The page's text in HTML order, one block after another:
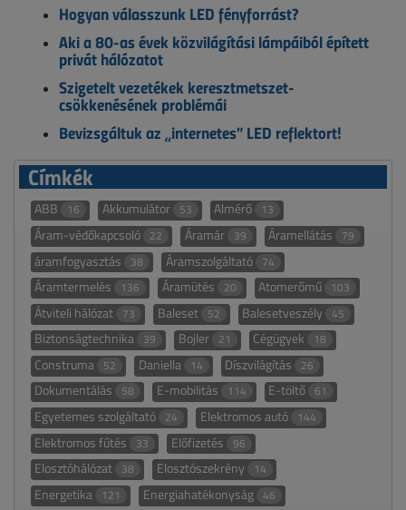
Hogyan válasszunk LED fényforrást?
Aki a 80-as évek közvilágítási lámpáiból épített
privát hálózatot
Szigetelt vezetékek keresztmetszet-
csökkenésének problémái
Bevizsgáltuk az „internetes” LED reflektort!
Címkék
ABB 16 Akkumulátor 53 Almérő 13
Áram-védőkapcsoló 22 Áramár 39 Áramellátás 79
áramfogyasztás 38 Áramszolgáltató 74
Áramtermelés 136 Áramütés 20 Atomerőmű 103
Átviteli hálózat 73 Baleset 52 Balesetveszély 45
Biztonságtechnika 39 Bojler 21 Cégügyek 18
Construma 52 Daniella 14 Díszvilágítás 26
Dokumentálás 58 E-mobilitás 114 E-töltő 61
Egyetemes szolgáltató 24 Elektromos autó 144
Elektromos fűtés 33 Előfizetés 96
Elosztóhálózat 38 Elosztószekrény 14
Energetika 121 Energiahatékonyság 46